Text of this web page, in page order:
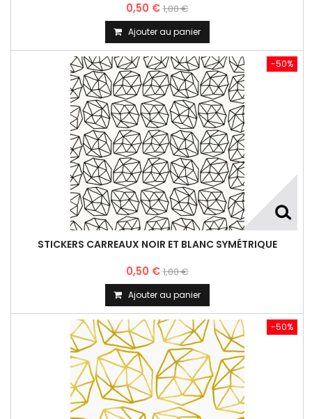
0,50 €1,00 €
Ajouter au panier
STICKERS CARREAUX NOIR ET BLANC SYMÉTRIQUE
0,50 €1,00 €
-50%
Ajouter au panier
-50%